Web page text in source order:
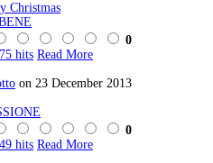
Christmas
0
hits Read More
on 23 December 2013
0
hits Read More